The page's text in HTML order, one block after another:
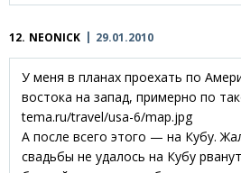
12. NEONICK 29.01.2010
У меня в планах проехать по
востока на запад, примерно по
tema.ru/travel/usa-6/map.jpg
А после всего этого — на Кубу.
свадьбы не удалось на Кубу